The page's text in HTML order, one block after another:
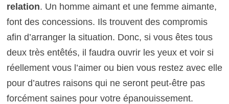
relation. Un homme aimant et une femme aimante,
font des concessions. Ils trouvent des compromis
afin d’arranger la situation. Donc, si vous êtes tous
deux très entêtés, il faudra ouvrir les yeux et voir si
réellement vous l’aimer ou bien vous restez avec elle
pour d’autres raisons qui ne seront peut-être pas
forcément saines pour votre épanouissement.